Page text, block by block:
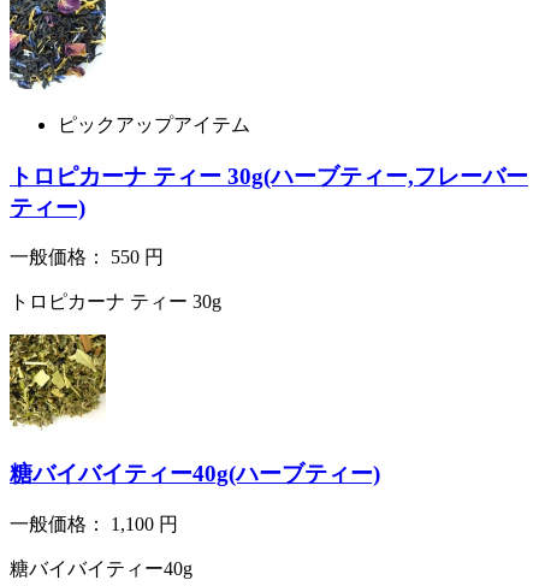
ピックアップアイテム
トロピカーナ ティー 30g(ハーブティー,フレーバー
ティー)
一般価格： 550 円
トロピカーナ ティー 30g
糖バイバイティー40g(ハーブティー)
一般価格： 1,100 円
糖バイバイティー40g